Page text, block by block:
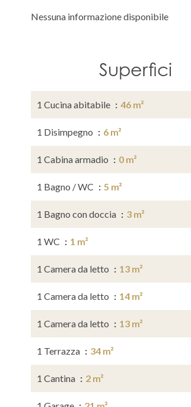
Nessuna informazione disponibile
Superfici
1 Cucina abitabile 46 m²
1 Disimpegno 6 m²
1 Cabina armadio 0 m²
1 Bagno / WC 5 m²
1 Bagno con doccia 3 m²
1 WC 1 m²
1 Camera da letto 13 m²
1 Camera da letto 14 m²
1 Camera da letto 13 m²
1 Terrazza 34 m²
1 Cantina 2 m²